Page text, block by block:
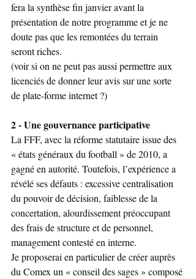
fera la synthèse fin janvier avant la
présentation de notre programme et je ne
doute pas que les remontées du terrain
seront riches.
(voir si on ne peut pas aussi permettre aux
licenciés de donner leur avis sur une sorte
de plate-forme internet ?)
2 - Une gouvernance participative
La FFF, avec la réforme statutaire issue des
« états généraux du football » de 2010, a
gagné en autorité. Toutefois, l’expérience a
révélé ses défauts : excessive centralisation
du pouvoir de décision, faiblesse de la
concertation, alourdissement préoccupant
des frais de structure et de personnel,
management contesté en interne.
Je proposerai en particulier de créer auprès
du Comex un « conseil des sages » composé